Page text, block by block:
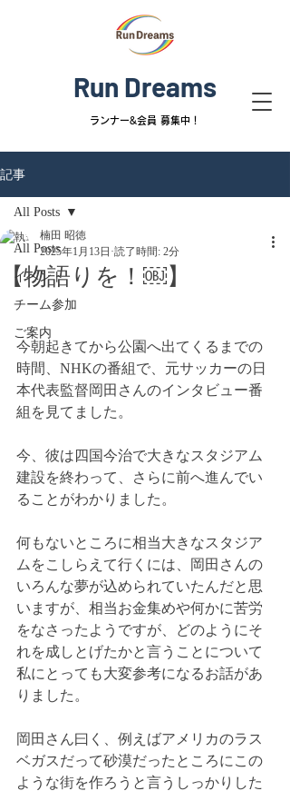
ランナー&会員 募集中！
Run Dreams
記事
All Posts
イベント
チーム参加
ご案内
All Posts
【物語りを！￼】
楠田 昭徳
2025年1月13日 読了時間: 2分
今朝起きてから公園へ出てくるまでの
時間、NHKの番組で、元サッカーの日
本代表監督岡田さんのインタビュー番
組を見てました。
今、彼は四国今治で大きなスタジアム
建設を終わって、さらに前へ進んでい
ることがわかりました。
何もないところに相当大きなスタジア
ムをこしらえて行くには、岡田さんの
いろんな夢が込められていたんだと思
いますが、相当お金集めや何かに苦労
をなさったようですが、どのようにそ
れを成しとげたかと言うことについて
私にとっても大変参考になるお話があ
りました。
岡田さん曰く、例えばアメリカのラス
ベガスだって砂漠だったところにこの
ような街を作ろうと言うしっかりした